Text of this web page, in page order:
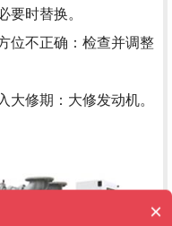
要时替换。
位不正确：检查并调整
大修期：大修发动机。
售后维保管多久？
×